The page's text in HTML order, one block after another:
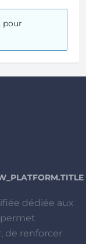
pour
dédiée aux
permet
de renforcer